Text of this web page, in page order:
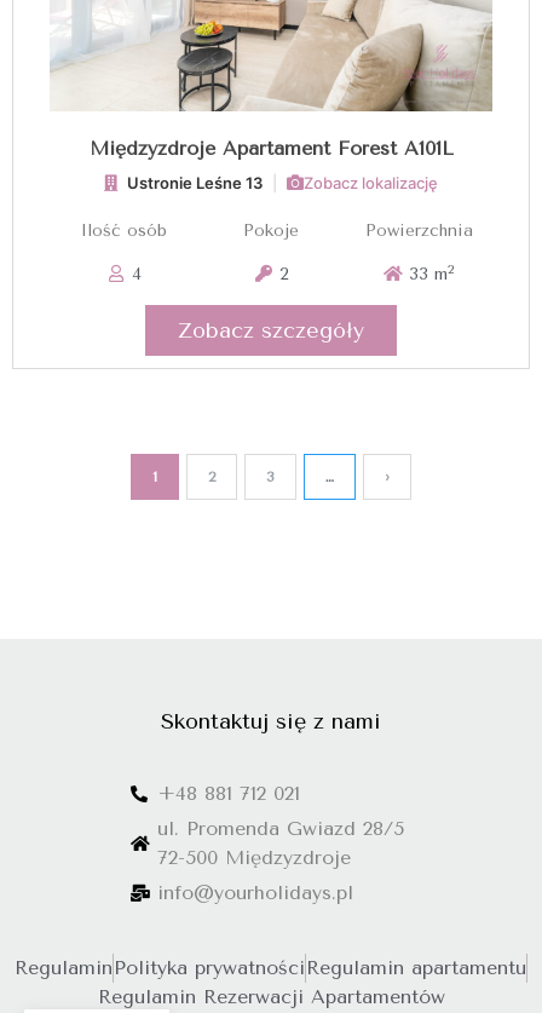
Międzyzdroje Apartament Forest A101L
Ustronie Leśne 13 Zobacz lokalizację
Ilość osób
4
Pokoje
2
Powierzchnia
33 m2
Zobacz szczegóły
1 2 3 … ›
Skontaktuj się z nami
+48 881 712 021
ul. Promenda Gwiazd 28/5
72-500 Międzyzdroje
info@yourholidays.pl
Regulamin Polityka prywatności Regulamin apartamentu
Regulamin Rezerwacji Apartamentów